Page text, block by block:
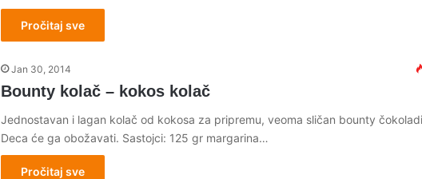
Pročitaj sve
Jan 30, 2014
Bounty kolač – kokos kolač
Jednostavan i lagan kolač od kokosa za pripremu, veoma sličan bounty
Deca će ga obožavati. Sastojci: 125 gr margarina…
Pročitaj sve